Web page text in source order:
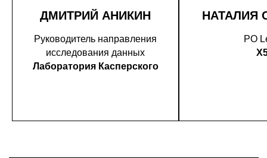
ДМИТРИЙ АНИКИН
Руководитель направления
исследования данных
Лаборатория Касперского
НАТАЛИЯ
PO